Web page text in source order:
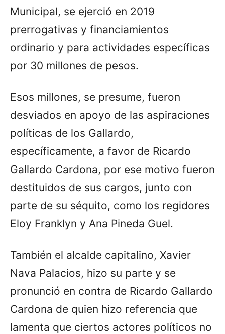
Municipal, se ejerció en 2019
prerrogativas y financiamientos
ordinario y para actividades específicas
por 30 millones de pesos.
Esos millones, se presume, fueron
desviados en apoyo de las aspiraciones
políticas de los Gallardo,
específicamente, a favor de Ricardo
Gallardo Cardona, por ese motivo fueron
destituidos de sus cargos, junto con
parte de su séquito, como los regidores
Eloy Franklyn y Ana Pineda Guel.
También el alcalde capitalino, Xavier
Nava Palacios, hizo su parte y se
pronunció en contra de Ricardo Gallardo
Cardona de quien hizo referencia que
lamenta que ciertos actores políticos no